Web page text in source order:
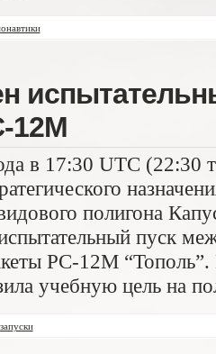
12М
в 17:30 UTC (22:30
полигона
пуск
РС-12М
учебную цель на